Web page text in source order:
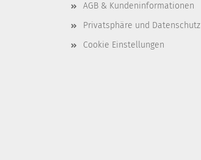
AGB & Kundeninformationen
Privatsphäre und Datenschutz
Cookie Einstellungen